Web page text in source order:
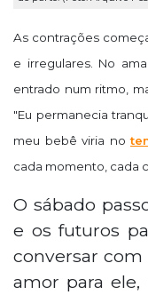
As contrações
e irregulares. No
entrado num ritmo,
"Eu permanecia
meu bebê viria no
cada momento, cada
O sábado
e os futuros
conversar
amor para